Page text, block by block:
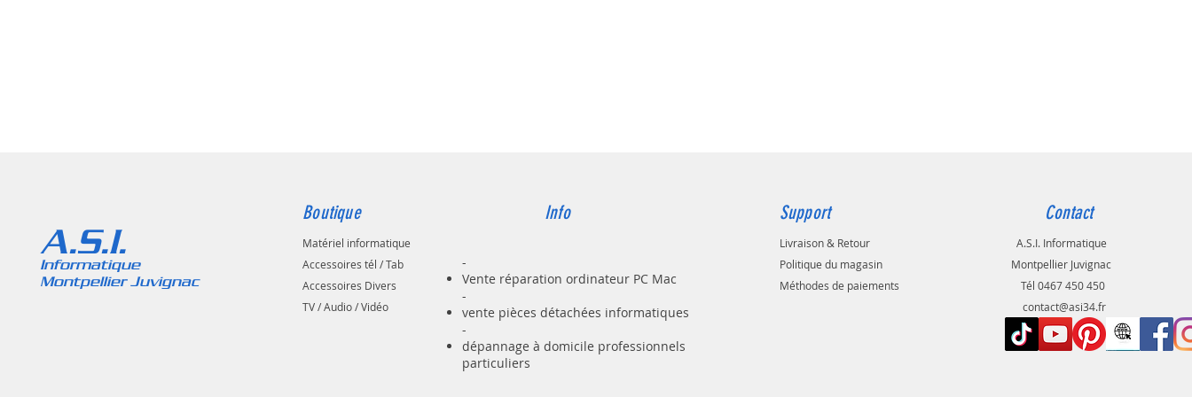
Cette lampe de lecture LED est facile à
votre ordinateur portable et c'est
installé!!!
Informatique
Montpellier Juvignac
A.S.I.
Boutique
Matériel informatique
Accessoires tél / Tab
Accessoires Divers
TV / Audio / Vidéo
Info
-
Vente réparation ordinateur PC Mac
-
vente pièces détachées informatiques
-
dépannage à domicile professionnels
particuliers
Support
Livraison & Retour
Politique du magasin
Méthodes de paiements
Contact
A.S.I. Informatique
Montpellier Juvignac
Tél 0467 450 450
contact@asi34.fr